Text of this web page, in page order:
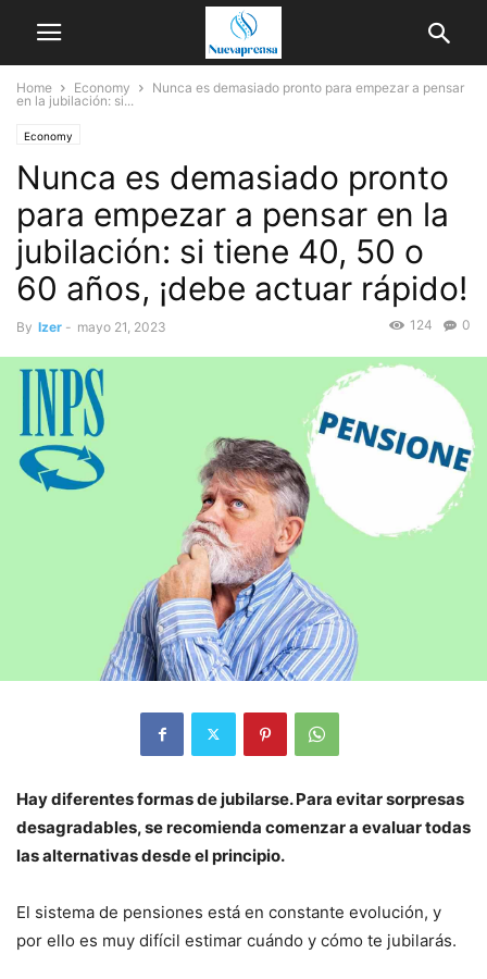
Home Economy
Nunca es demasiado pronto para empezar a pensar
en la jubilación: si...
Economy
Nunca es demasiado pronto
para empezar a pensar en la
jubilación: si tiene 40, 50 o
60 años, ¡debe actuar rápido!
By Izer - mayo 21, 2023 0
124
Hay diferentes formas de jubilarse. Para evitar sorpresas
desagradables, se recomienda comenzar a evaluar todas
las alternativas desde el principio.
El sistema de pensiones está en constante evolución, y
por ello es muy difícil estimar cuándo y cómo te jubilarás.